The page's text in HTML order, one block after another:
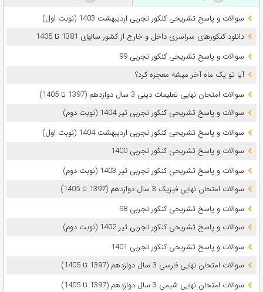
سوالات و پاسخ تشریحی کنکور تجربی اردیبهشت 1403 (نوبت اول)
دانلود کنکورهای سراسری داخل و خارج از کشور سالهای 1381 تا 1405
سوالات و پاسخ تشریحی کنکور تجربی 99
آیا تو یک ماه آخر میشه معجزه کرد؟
سوالات امتحان نهایی تعلیمات دینی 3 سال دوازدهم (1397 تا 1405)
سوالات و پاسخ تشریحی کنکور تجربی تیر 1404 (نوبت دوم)
سوالات و پاسخ تشریحی کنکور تجربی اردیبهشت 1404 (نوبت اول)
سوالات و پاسخ تشریحی کنکور تجربی 1400
سوالات و پاسخ تشریحی کنکور تجربی تیر 1403 (نوبت دوم)
سوالات امتحان نهایی فیزیک 3 سال دوازدهم (1397 تا 1405)
سوالات و پاسخ تشریحی کنکور تجربی 98
سوالات و پاسخ تشریحی کنکور تجربی تیر 1402 (نوبت دوم)
سوالات و پاسخ تشریحی کنکور تجربی 1401
سوالات امتحان نهایی فارسی 3 سال دوازدهم (1397 تا 1405)
سوالات امتحان نهایی شیمی 3 سال دوازدهم (1397 تا 1405)